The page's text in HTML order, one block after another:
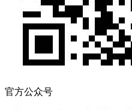
官方公众号